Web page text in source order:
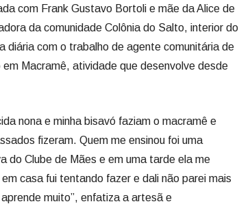
com Frank Gustavo Bortoli e mãe da Alice de
da comunidade Colônia do Salto, interior do
diária com o trabalho de agente comunitária de
Macramê, atividade que desenvolve desde
nona e minha bisavó faziam o macramê e
fizeram. Quem me ensinou foi uma
do Clube de Mães e em uma tarde ela me
casa fui tentando fazer e dali não parei mais
muito”, enfatiza a artesã e